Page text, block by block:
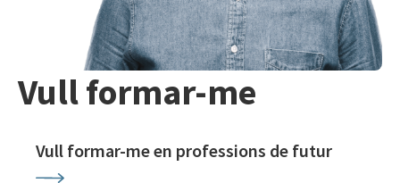
Vull formar-me
Vull formar-me en professions de futur